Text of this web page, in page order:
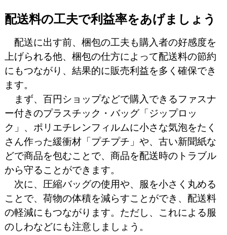
配送料の工夫で利益率をあげましょう
配送に出す前、梱包の工夫も購入者の好感度を
上げられる他、梱包の仕方によって配送料の節約
にもつながり、結果的に販売利益を多く確保でき
ます。
まず、百円ショップなどで購入できるファスナ
ー付きのプラスチック・バッグ「ジップロッ
ク」、ポリエチレンフィルムに小さな気泡をたく
さん作った緩衝材「プチプチ」や、古い新聞紙な
どで商品を包むことで、商品を配送時のトラブル
から守ることができます。
次に、圧縮バッグの使用や、服を小さく丸める
ことで、荷物の体積を減らすことができ、配送料
の軽減にもつながります。ただし、これによる服
のしわなどにも注意しましょう。